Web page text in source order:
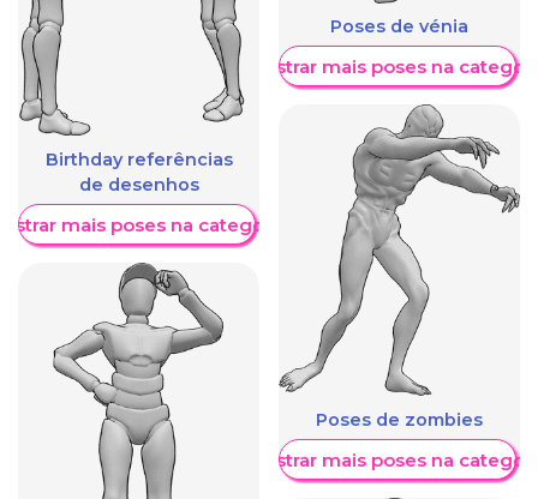
Birthday referências
de desenhos
mais poses na categoria
Poses de vénia
Mostrar mais poses na
Poses de zombies
Mostrar mais poses na